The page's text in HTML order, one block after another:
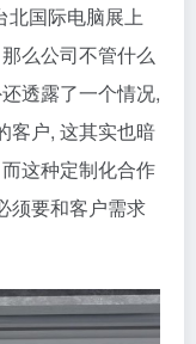
北国际电脑展上
么公司不管什么
透露了一个情况,
客户, 这其实也暗
这种定制化合作
须要和客户需求